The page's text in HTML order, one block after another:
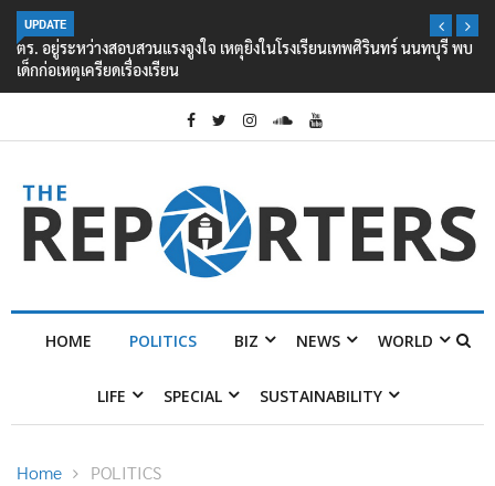
UPDATE
ตร. อยู่ระหว่างสอบสวนแรงจูงใจ เหตุยิงในโรงเรียนเทพศิรินทร์ นนทบุรี พบ
เด็กก่อเหตุเครียดเรื่องเรียน
HOME POLITICS BIZ NEWS WORLD
LIFE SPECIAL SUSTAINABILITY
Home POLITICS